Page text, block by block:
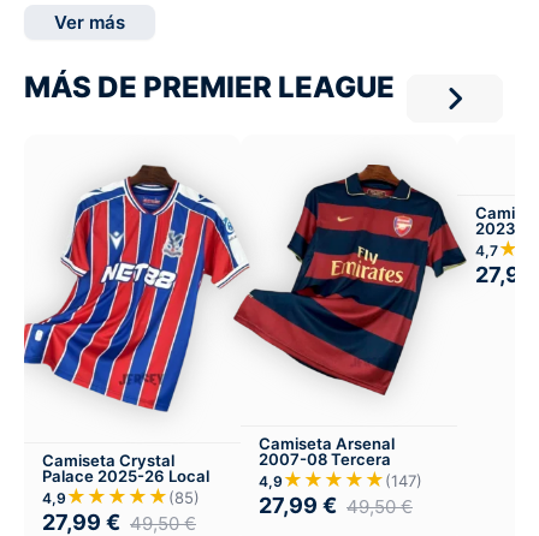
Ver más
MÁS DE PREMIER LEAGUE
Camiseta Crystal
Palace 2025-26 Local
4,9 ★★★★★(85)
27,99 € 49,50€
Camiseta Arsenal
2007-08 Tercera
4,9 ★★★★★(147)
27,99 € 49,50€
2023-
4,7
27,99